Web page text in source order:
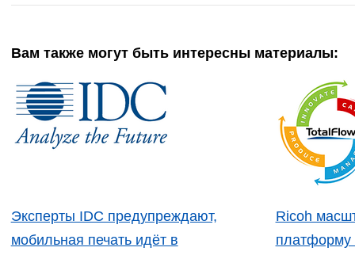
Вам также могут быть интересны материалы:
Эксперты IDC предупреждают,
мобильная печать идёт в
Ricoh
платформу